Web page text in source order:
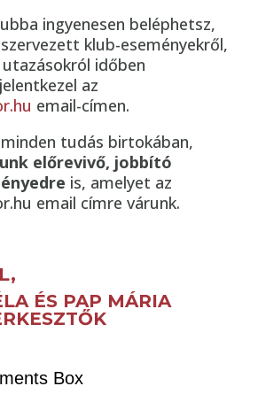
ingyenesen beléphetsz,
klub-eseményekről,
időben
az
email-címen.
tudás birtokában,
előrevivő, jobbító
is, amelyet az
email címre várunk.
ÉS PAP MÁRIA
Box